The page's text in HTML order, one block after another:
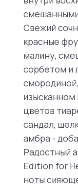
Свежий
красные
малину,
сорбетом и
цветов
сандал,
амбра -
Радостный
Edition for
ноты